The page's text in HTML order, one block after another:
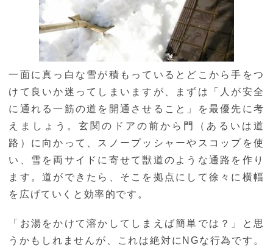
一面に真っ白な雪が積もっているとどこから手をつ
けて良いか迷ってしまいますが、まずは「人が安全
に通れる一筋の道を開通させること」を最優先に考
えましょう。玄関のドアの前から門（あるいは道
路）に向かって、スノープッシャーやスコップを使
い、雪を両サイドに寄せて獣道のような通路を作り
ます。道ができたら、そこを拠点にして徐々に横幅
を広げていくと効率的です。
「お湯をかけて溶かしてしまえば簡単では？」と思
うかもしれませんが、これは絶対にNGな行為です。